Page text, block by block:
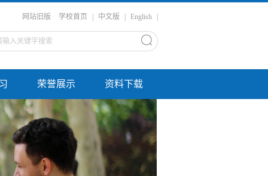
网站旧版 学校首页 中文版 English
荣誉展示 资料下载